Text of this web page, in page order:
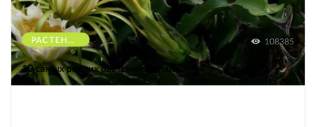
РАСТЕНИЯ 108385
10 самых редких растений Земли